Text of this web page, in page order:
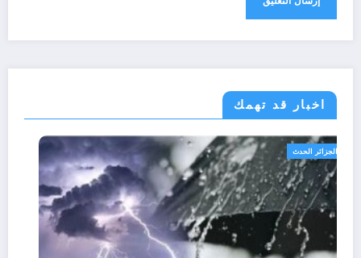
اخبار قد تهمك
الجزائر الحدث